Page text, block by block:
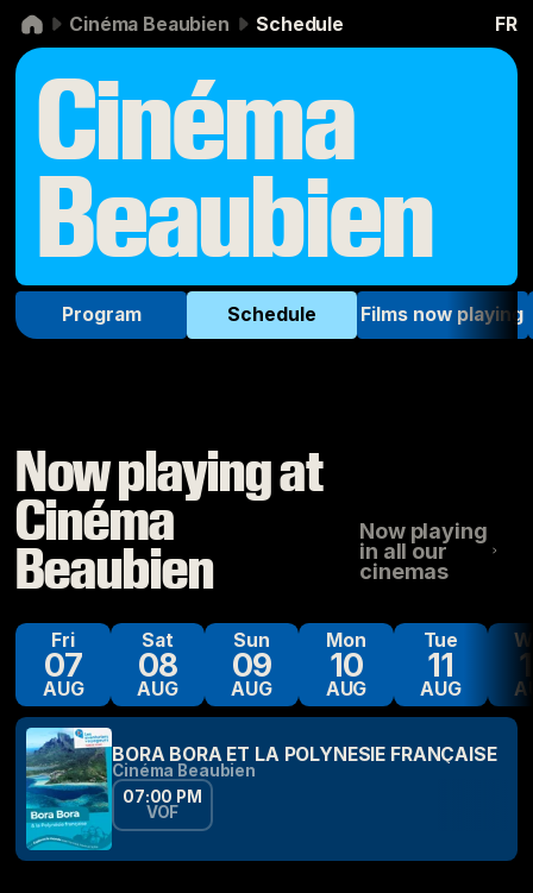
Skip to navigation
Skip to content
Cinéma Beaubien Schedule FR
Cinéma
Beaubien
Program Schedule Films now playing
Now playing at
Cinéma
Beaubien
Now playing
in all our
cinemas
Fri
07
AUG
Sat
08
AUG
Sun
09
AUG
Mon
10
AUG
Tue
11
AUG
BORA BORA ET LA POLYNÉSIE FRANÇAISE
Cinéma Beaubien
07:00 PM
VOF